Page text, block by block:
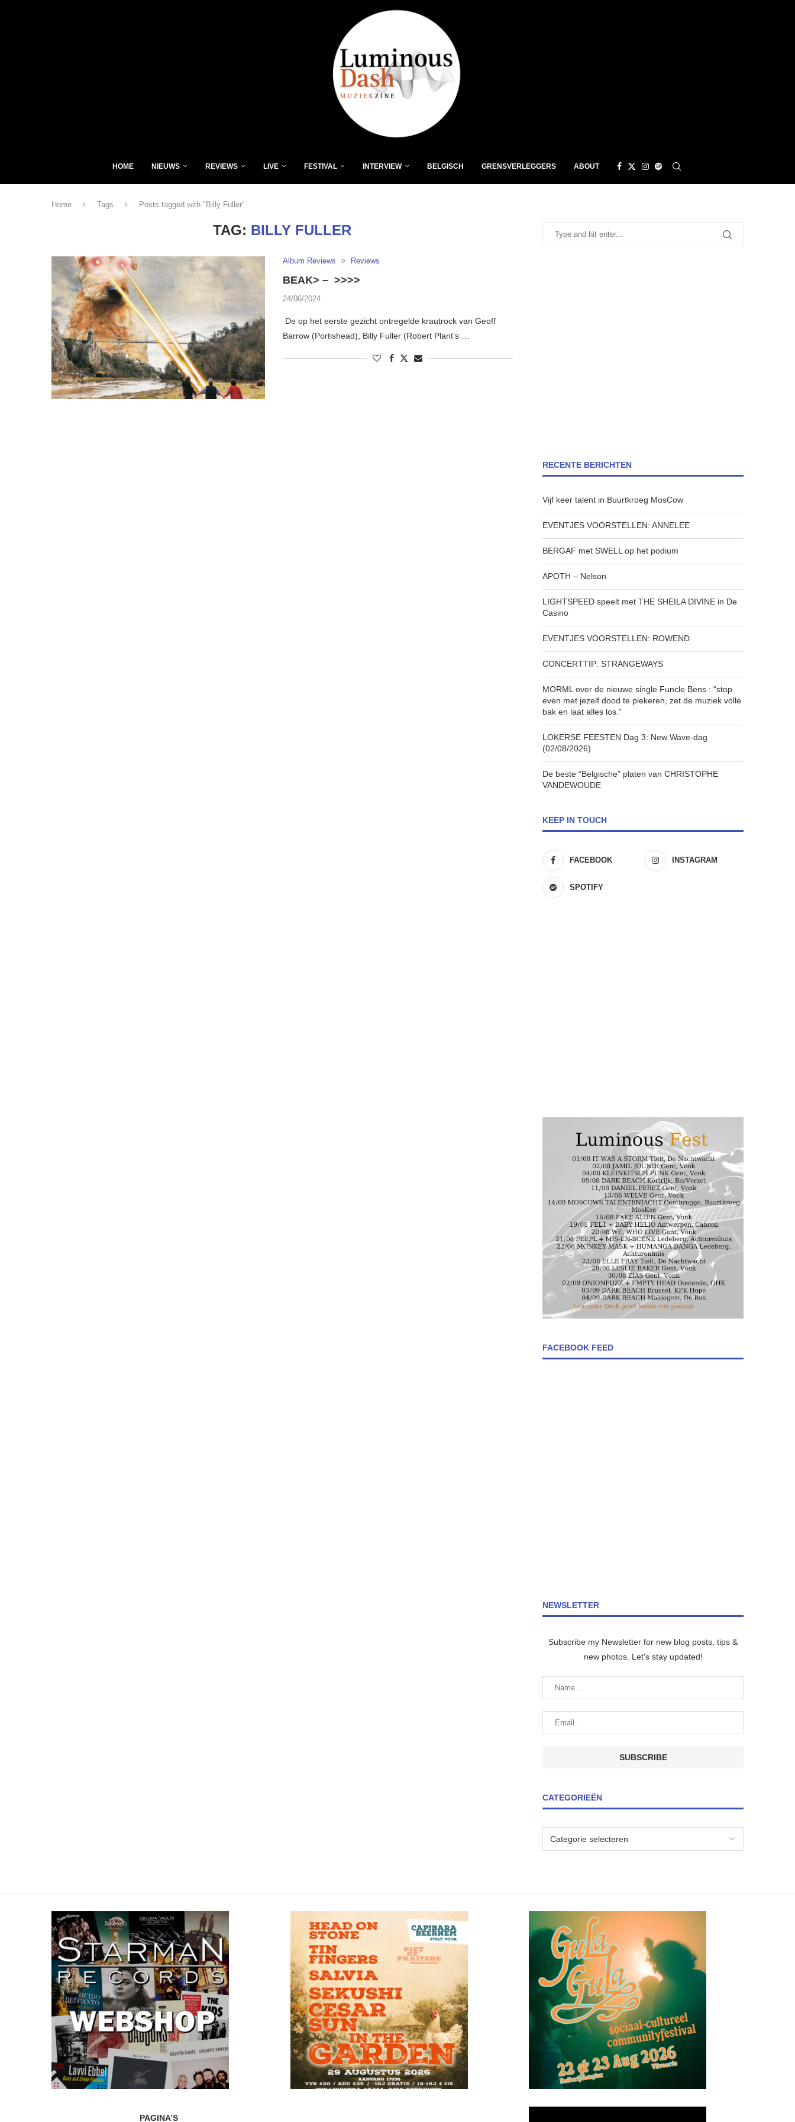
HOME NIEUWS REVIEWS LIVE FESTIVAL INTERVIEW BELGISCH GRENSVERLEGGERS ABOUT
Home Tags Posts tagged with "Billy Fuller"
TAG: BILLY FULLER
Album Reviews Reviews
BEAK> – >>>>
24/06/2024
De op het eerste gezicht ontregelde krautrock van Geoff
Barrow (Portishead), Billy Fuller (Robert Plant’s …
RECENTE BERICHTEN
Vijf keer talent in Buurtkroeg MosCow
EVENTJES VOORSTELLEN: ANNELEE
BERGAF met SWELL op het podium
APOTH – Nelson
LIGHTSPEED speelt met THE SHEILA DIVINE in De
Casino
EVENTJES VOORSTELLEN: ROWEND
CONCERTTIP: STRANGEWAYS
MORML over de nieuwe single Funcle Bens : “stop
even met jezelf dood te piekeren, zet de muziek volle
bak en laat alles los.”
LOKERSE FEESTEN Dag 3: New Wave-dag
(02/08/2026)
De beste “Belgische” platen van CHRISTOPHE
VANDEWOUDE
KEEP IN TOUCH
FACEBOOK INSTAGRAM
SPOTIFY
FACEBOOK FEED
NEWSLETTER
Subscribe my Newsletter for new blog posts, tips &
new photos. Let's stay updated!
CATEGORIEËN
PAGINA’S